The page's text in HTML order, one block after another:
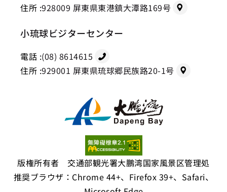
住所 :928009 屏東県東港鎮大潭路169号
小琉球ビジターセンター
電話 :(08) 8614615
住所 :929001 屏東県琉球郷民族路20-1号
版権所有者 交通部観光署大鵬湾国家風景区管理処
推奨ブラウザ：Chrome 44+、Firefox 39+、Safari、